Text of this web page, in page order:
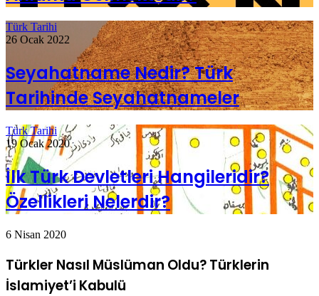
Türk Tarihi
26 Ocak 2022
Seyahatname Nedir? Türk
Tarihinde Seyahatnameler
Türk Tarihi
19 Ocak 2020
İlk Türk Devletleri Hangileridir?
Özellikleri Nelerdir?
6 Nisan 2020
Türkler Nasıl Müslüman Oldu? Türklerin
İslamiyet’i Kabulü